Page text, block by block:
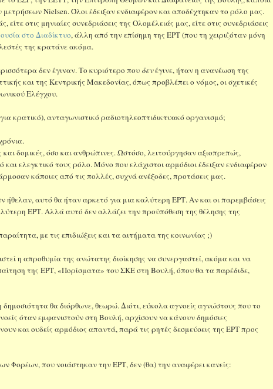
Nielsen. Όλοι έδειξαν ενδιαφέρον και αποδέχτηκαν το ρόλο μας.
στις μηνιαίες συνεδριάσεις της Ολομέλειάς μας, είτε στις συνεδριάσεις
στο Διαδίκτυο, άλλη από την επίσημη της ΕΡΤ (που τη χειριζόταν μόνη
της κρατάνε ακόμα.
δεν έγιναν. Το κυριότερο που δενέγινε, ήταν η ανανέωση της
και της Κεντρικής Μακεδονίας, όπως προβλέπει ο νόμος, οι σχετικές
Ελέγχου.
κρατικό), ανταγωνιστικό ραδιοτηλεοπτιδικτυακό οργανισμό;
δομικές, όσο και ανθρώπινες. Ωστόσο, λειτούργησαν αξιοπρεπώς,
ελεγκτικό τους ρόλο. Μόνο που ελάχιστοι αρμόδιοι έδειξαν ενδιαφέρον
κάποιες από τις πολλές, συχνά ανέξοδες, προτάσεις μας.
ήθελαν, αυτό θα ήταν αρκετό για μια καλύτερη ΕΡΤ. Αν και οι παρεμβάσεις
ΕΡΤ. Αλλά αυτό δεν αλλάζει την προϋπόθεση της θέλησης της
με τις επιδιώξεις και τα αιτήματα της κοινωνίας ;)
η απροθυμία της ανώτατης διοίκησης να συνεργαστεί, ακόμα και να
της ΕΡΤ, «Πορίσματα» του ΣΚΕ στη Βουλή, όπου θα τα παρέδιδε,
θα διόρθωνε, θεωρώ. Διότι, εύκολα αγνοείς αγνώστους που το
όταν εμφανιστούν στη Βουλή, αρχίσουν να κάνουν δημόσιες
και ουδείς αρμόδιος απαντά, παρά τις ρητές δεσμεύσεις της ΕΡΤ προς
που νοιάστηκαν την ΕΡΤ, δεν (θα) την αναφέρει κανείς: